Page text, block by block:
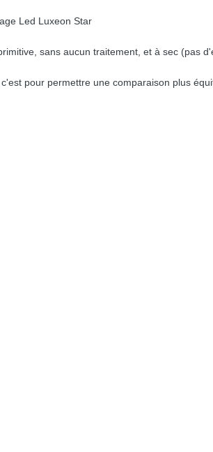
Led Luxeon Star
sans aucun traitement, et à sec (pas
pour permettre une comparaison plus